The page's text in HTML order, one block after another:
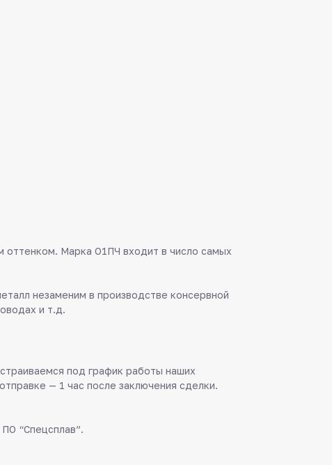
оттенком. Марка О1ПЧ входит в число самых
незаменим в производстве консервной
и т.д.
под график работы наших
— 1 час после заключения сделки.
“Спецсплав”.